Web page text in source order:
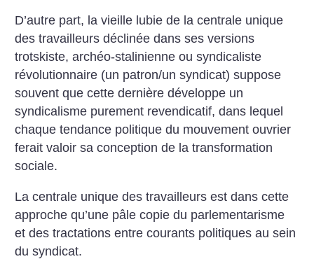
D’autre part, la vieille lubie de la centrale unique
des travailleurs déclinée dans ses versions
trotskiste, archéo-stalinienne ou syndicaliste
révolutionnaire (un patron/un syndicat) suppose
souvent que cette dernière développe un
syndicalisme purement revendicatif, dans lequel
chaque tendance politique du mouvement ouvrier
ferait valoir sa conception de la transformation
sociale.
La centrale unique des travailleurs est dans cette
approche qu’une pâle copie du parlementarisme
et des tractations entre courants politiques au sein
du syndicat.